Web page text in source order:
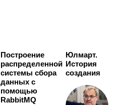
Построение
распределенной
системы сбора
данных с
помощью
RabbitMQ
Юлмарт.
История
создания